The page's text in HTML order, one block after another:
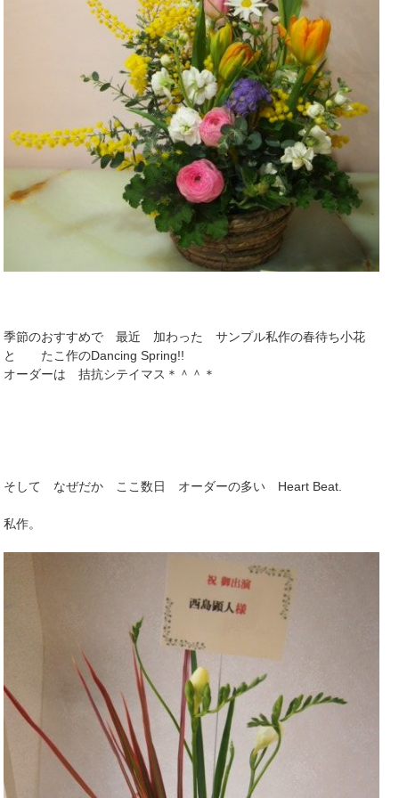
季節のおすすめで 最近 加わった サンプル私作の春待ち小花
と たこ作のDancing Spring!!
オーダーは 拮抗シテイマス＊＾＾＊
そして なぜだか ここ数日 オーダーの多い Heart Beat.
私作。